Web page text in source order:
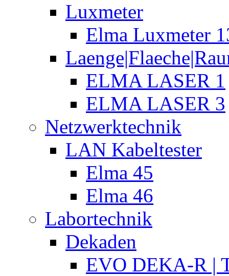
Luxmeter
Elma Luxmeter
ELMA LASER 1
ELMA LASER 3
Netzwerktechnik
LAN Kabeltester
Elma 45
Elma 46
Labortechnik
Dekaden
EVO DEKA-R |